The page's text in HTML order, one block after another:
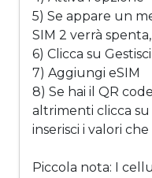
5) Se appare un
SIM 2 verrà
6) Clicca su
7) Aggiungi eSIM
8) Se hai il QR
altrimenti clicca
inserisci i valori
Piccola nota: I